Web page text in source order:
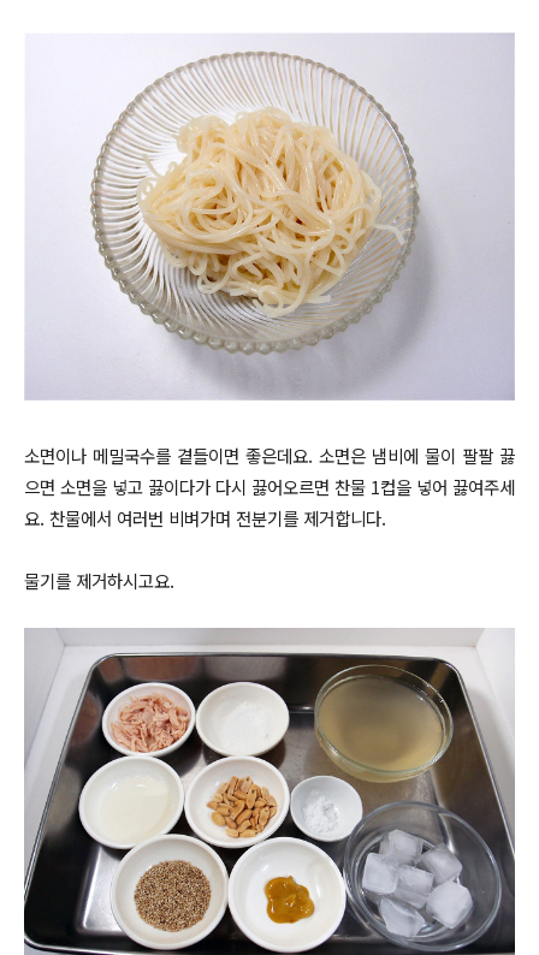
소면이나 메밀국수를 곁들이면 좋은데요. 소면은 냄비에 물이 팔팔 끓
으면 소면을 넣고 끓이다가 다시 끓어오르면 찬물 1컵을 넣어 끓여주세
요. 찬물에서 여러번 비벼가며 전분기를 제거합니다.
물기를 제거하시고요.